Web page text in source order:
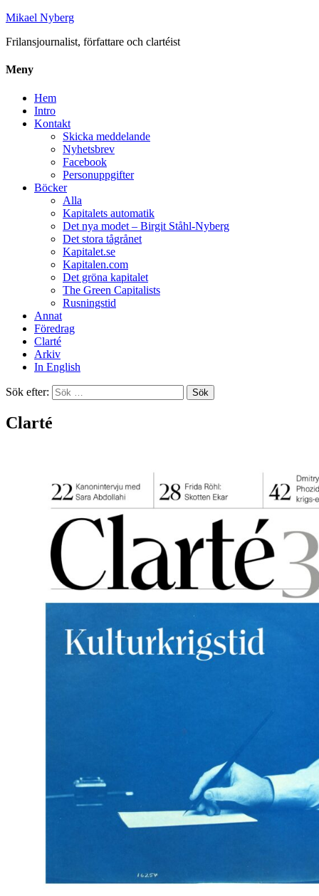
Mikael Nyberg
Frilansjournalist, författare och clartéist
Meny
Hem
Intro
Kontakt
Skicka meddelande
Nyhetsbrev
Facebook
Personuppgifter
Böcker
Alla
Kapitalets automatik
Det nya modet – Birgit Ståhl-Nyberg
Det stora tågrånet
Kapitalet.se
Kapitalen.com
Det gröna kapitalet
The Green Capitalists
Rusningstid
Annat
Föredrag
Clarté
Arkiv
In English
Sök efter:
Clarté